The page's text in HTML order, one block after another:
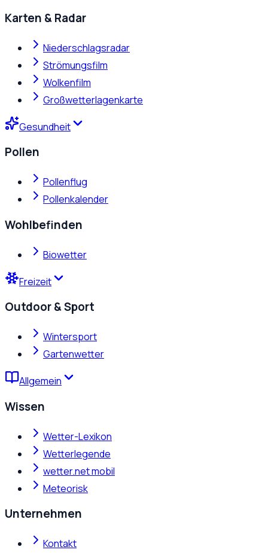
Karten & Radar
Niederschlagsradar
Strömungsfilm
Wolkenfilm
Großwetterlagenkarte
Gesundheit
Pollen
Pollenflug
Pollenkalender
Wohlbefinden
Biowetter
Freizeit
Outdoor & Sport
Wintersport
Gartenwetter
Allgemein
Wissen
Wetter-Lexikon
Wetterlegende
wetter.net mobil
Meteorisk
Unternehmen
Kontakt